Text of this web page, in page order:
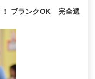
！ ブランクOK 完全週